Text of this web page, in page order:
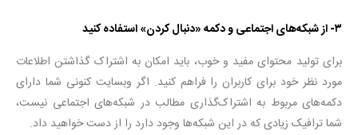
۳- از شبکه‌های اجتماعی و دکمه «دنبال کردن» استفاده کنید
برای تولید محتوای مفید و خوب، باید امکان به اشتراک گذاشتن اطلاعات
مورد نظر خود برای کاربران را فراهم کنید. اگر وبسایت کنونی شما دارای
دکمه‌های مربوط به اشتراک‌گذاری مطالب در شبکه‌های اجتماعی نیست،
شما ترافیک زیادی که در این شبکه‌ها وجود دارد را از دست خواهید داد.